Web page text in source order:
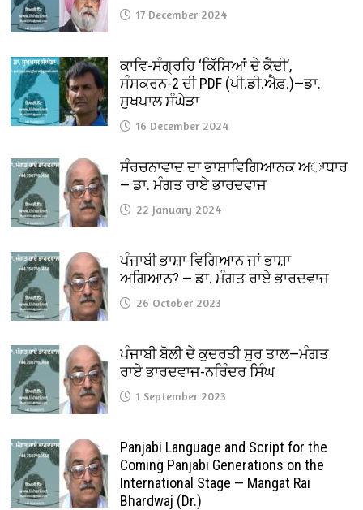
17 December 2024
ਕਾਵਿ-ਸੰਗ੍ਰਹਿ ‘ਕਿੱਸਿਆਂ ਦੇ ਕੈਦੀ’,
ਸੰਸਕਰਨ-2 ਦੀ PDF (ਪੀ.ਡੀ.ਐਫ਼.)—ਡਾ.
ਸੁਖਪਾਲ ਸੰਘੇੜਾ
16 December 2024
ਸੰਰਚਨਾਵਾਦ ਦਾ ਭਾਸ਼ਾਵਿਗਿਆਨਕ ਅਾਧਾਰ
— ਡਾ. ਮੰਗਤ ਰਾਏ ਭਾਰਦਵਾਜ
22 January 2024
ਪੰਜਾਬੀ ਭਾਸ਼ਾ ਵਿਗਿਆਨ ਜਾਂ ਭਾਸ਼ਾ
ਅਗਿਆਨ? — ਡਾ. ਮੰਗਤ ਰਾਏ ਭਾਰਦਵਾਜ
26 October 2023
ਪੰਜਾਬੀ ਬੋਲੀ ਦੇ ਕੁਦਰਤੀ ਸੁਰ ਤਾਲ—ਮੰਗਤ
ਰਾਏ ਭਾਰਦਵਾਜ-ਨਰਿੰਦਰ ਸਿੰਘ
1 September 2023
Panjabi Language and Script for the
Coming Panjabi Generations on the
International Stage — Mangat Rai
Bhardwaj (Dr.)